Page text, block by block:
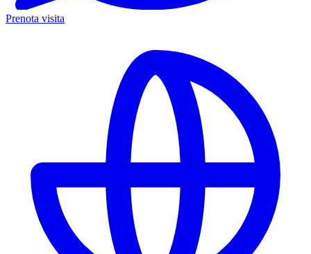
Prenota visita